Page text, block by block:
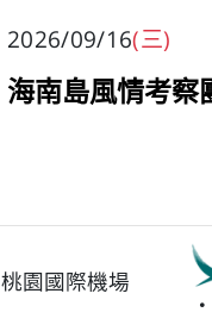
2026/09/16(三)
海南島風情考察
桃園國際機場